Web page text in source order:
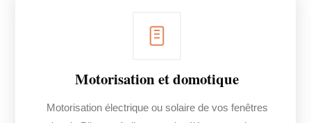
Motorisation et domotique
Motorisation électrique ou solaire de vos fenêtres